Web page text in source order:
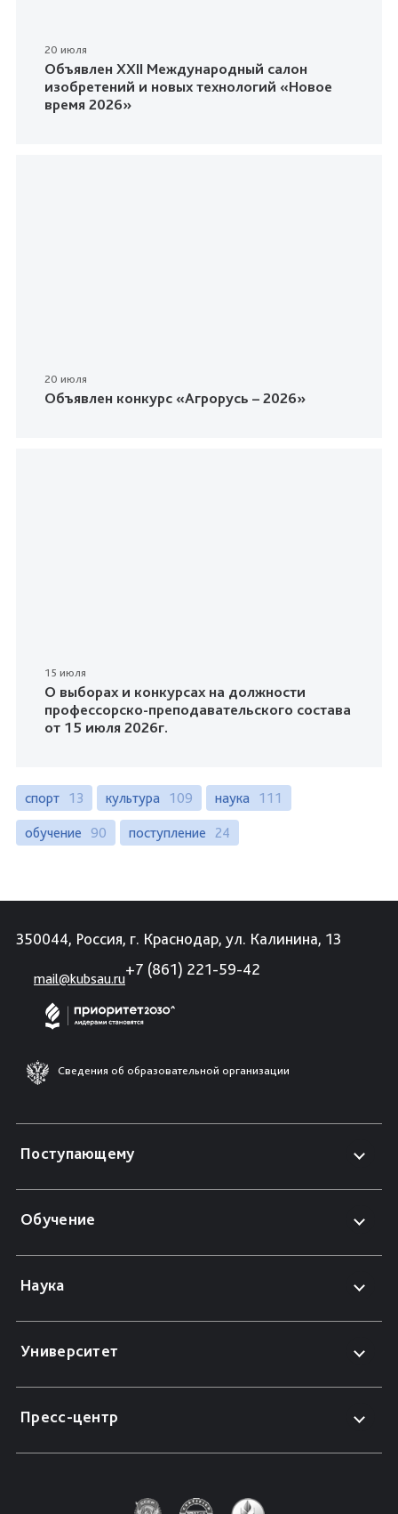
20 июля
Объявлен XXII Международный салон
изобретений и новых технологий «Новое
время 2026»
20 июля
Объявлен конкурс «Агрорусь – 2026»
15 июля
О выборах и конкурсах на должности
профессорско-преподавательского состава
от 15 июля 2026г.
спорт 13 культура 109 наука 111
обучение 90 поступление 24
350044, Россия, г. Краснодар, ул. Калинина, 13
mail@kubsau.ru
+7 (861) 221-59-42
Сведения об образовательной организации
Поступающему
Обучение
Наука
Университет
Пресс-центр